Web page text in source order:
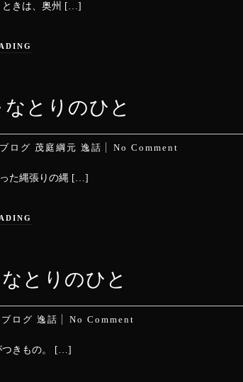
ときは、奥州 […]
とりのひと
ログ 茂庭綱元 逸話 No Comment
た縄張りの縄 […]
とりのひと
ログ 逸話 No Comment
つきもの。 […]